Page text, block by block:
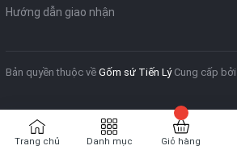
Hướng dẫn giao nhận
Bản quyền thuộc về Gốm sứ Tiến Lý Cung cấp bởi
Trang chủ Danh mục Giỏ hàng